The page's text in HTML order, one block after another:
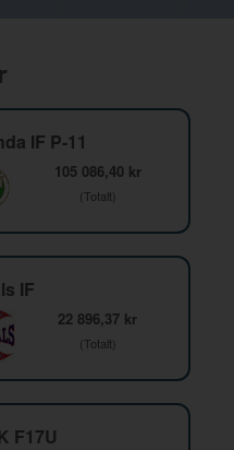
IF P-11
105 086,40 kr
(Totalt)
IF
22 896,37 kr
(Totalt)
F17U